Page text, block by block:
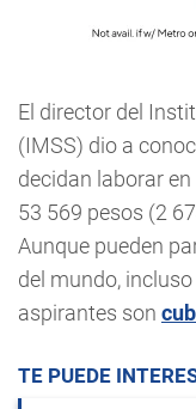
El director del
(IMSS) dio a
decidan laborar
53 569 pesos (2
Aunque pueden
del mundo,
aspirantes son
TE PUEDE